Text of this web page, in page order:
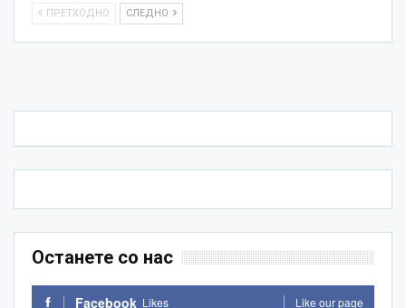
ПРЕТХОДНО СЛЕДНО
Останете со нас
Facebook Likes Like our page